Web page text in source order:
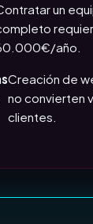
un
año.
Creación de
no convierten
clientes.